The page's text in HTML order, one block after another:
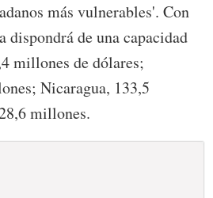
más vulnerables'. Con
dispondrá de una capacidad
millones de dólares;
Nicaragua, 133,5
millones.